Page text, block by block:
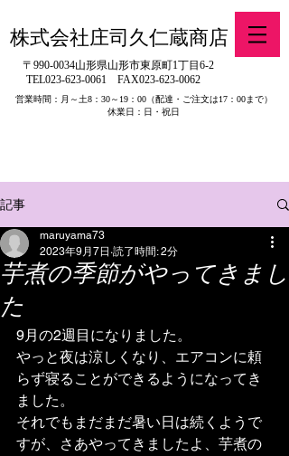
株式会社庄司久仁蔵商店
〒990-0034山形県山形市東原町1丁目6-2
TEL023-623-0061 FAX023-623-0062
営業時間：月～土8：30～19：00（配達・ご注文は17：00まで）
休業日：日・祝日
記事
芋煮の季節がやってきまし
た
maruyama73
2023年9月7日 読了時間: 2分
9月の2週目になりました。
やっと夜は涼しくなり、エアコンに頼
らず寝ることができるようになってき
ました。
それでもまだまだ暑い日は続くようで
すが、さあやってきましたよ、芋煮の